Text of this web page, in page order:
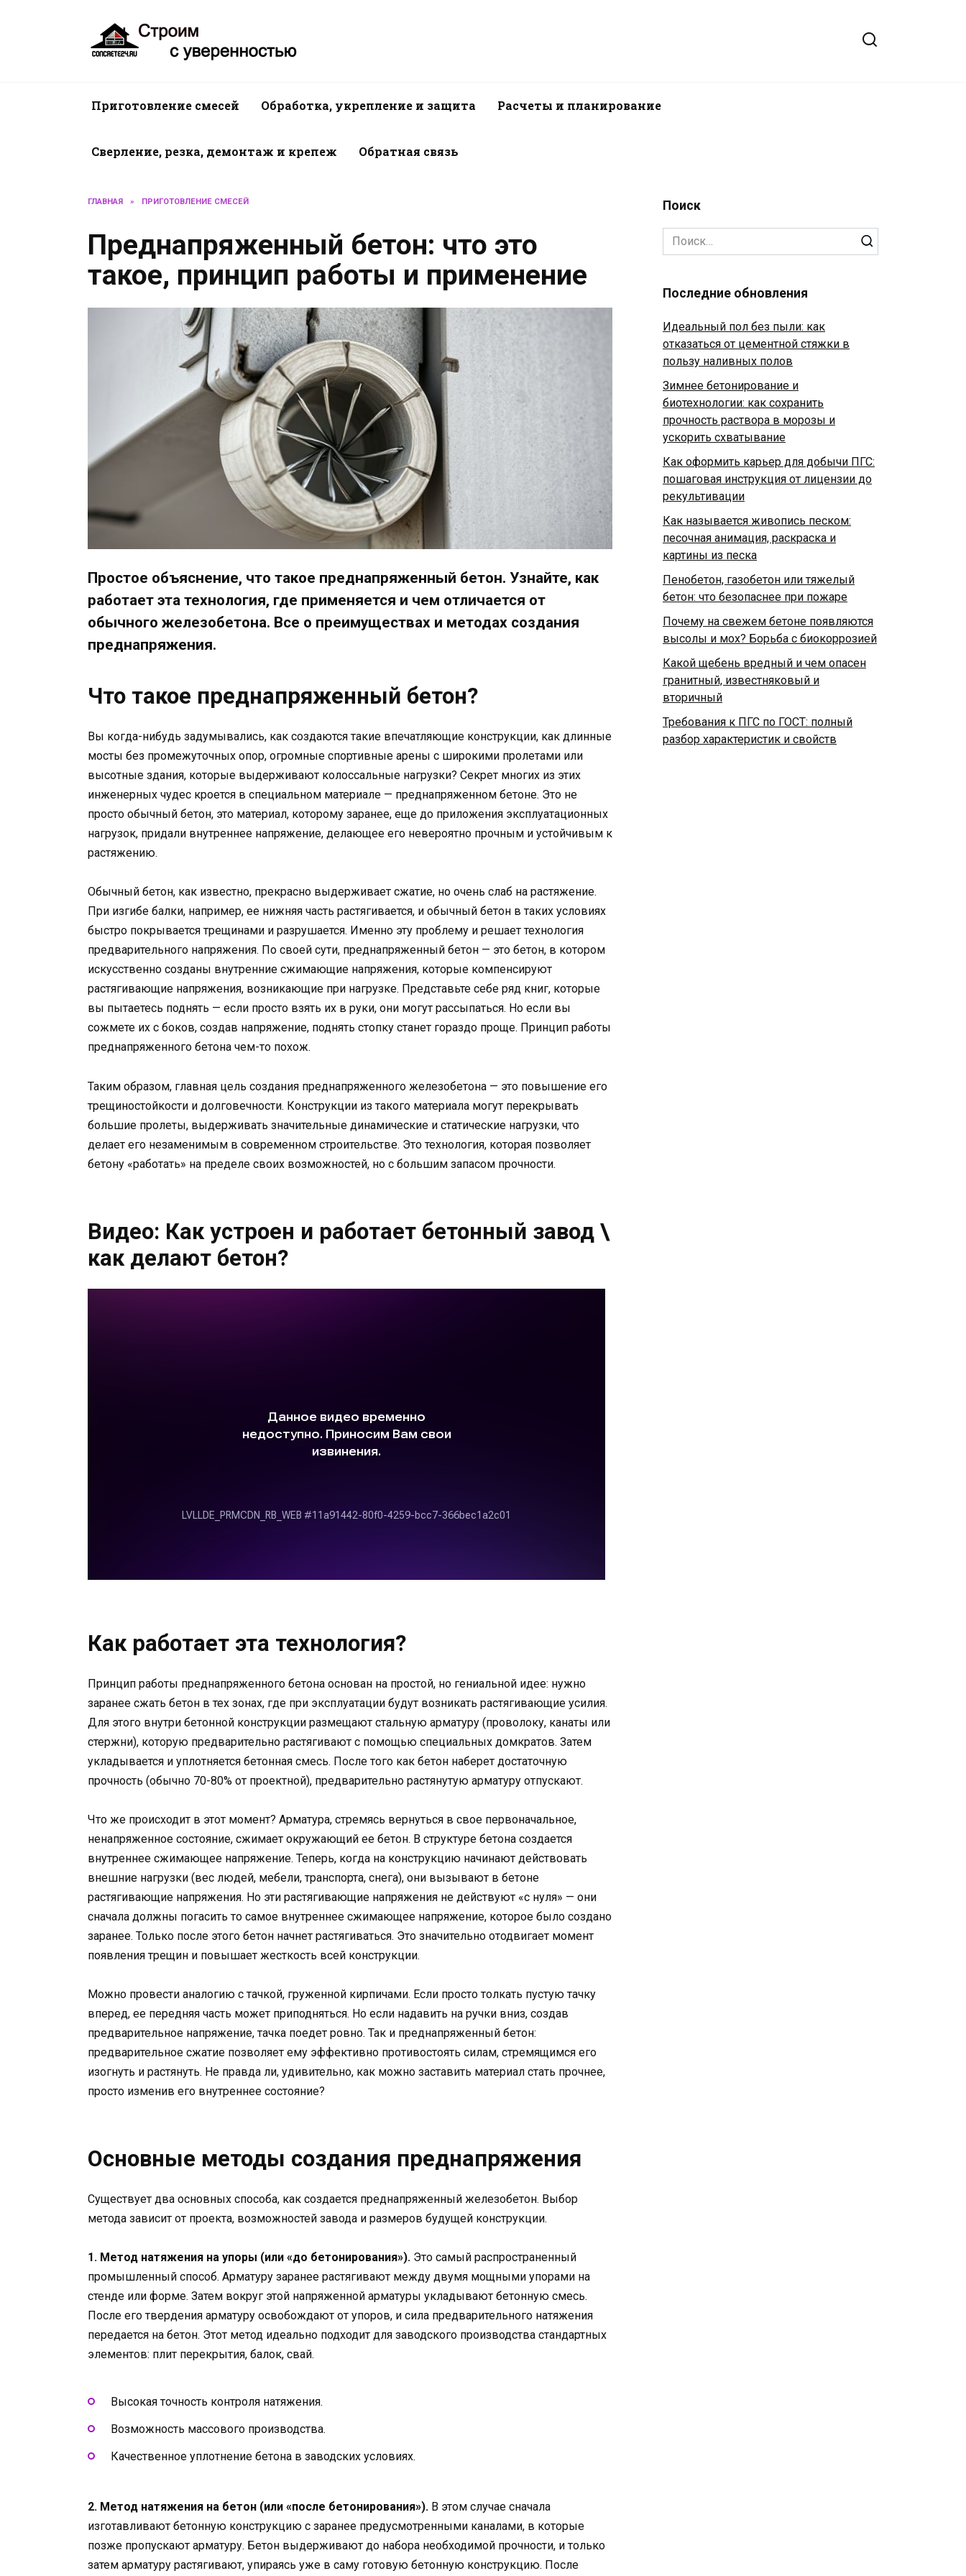
Приготовление смесей Обработка, укрепление и защита Расчеты и планирование
Сверление, резка, демонтаж и крепеж Обратная связь
ГЛАВНАЯ » ПРИГОТОВЛЕНИЕ СМЕСЕЙ
Преднапряженный бетон: что это
такое, принцип работы и применение
Простое объяснение, что такое преднапряженный бетон. Узнайте, как
работает эта технология, где применяется и чем отличается от
обычного железобетона. Все о преимуществах и методах создания
преднапряжения.
Что такое преднапряженный бетон?
Вы когда-нибудь задумывались, как создаются такие впечатляющие конструкции, как длинные
мосты без промежуточных опор, огромные спортивные арены с широкими пролетами или
высотные здания, которые выдерживают колоссальные нагрузки? Секрет многих из этих
инженерных чудес кроется в специальном материале — преднапряженном бетоне. Это не
просто обычный бетон, это материал, которому заранее, еще до приложения эксплуатационных
нагрузок, придали внутреннее напряжение, делающее его невероятно прочным и устойчивым к
растяжению.
Обычный бетон, как известно, прекрасно выдерживает сжатие, но очень слаб на растяжение.
При изгибе балки, например, ее нижняя часть растягивается, и обычный бетон в таких условиях
быстро покрывается трещинами и разрушается. Именно эту проблему и решает технология
предварительного напряжения. По своей сути, преднапряженный бетон — это бетон, в котором
искусственно созданы внутренние сжимающие напряжения, которые компенсируют
растягивающие напряжения, возникающие при нагрузке. Представьте себе ряд книг, которые
вы пытаетесь поднять — если просто взять их в руки, они могут рассыпаться. Но если вы
сожмете их с боков, создав напряжение, поднять стопку станет гораздо проще. Принцип работы
преднапряженного бетона чем-то похож.
Таким образом, главная цель создания преднапряженного железобетона — это повышение его
трещиностойкости и долговечности. Конструкции из такого материала могут перекрывать
большие пролеты, выдерживать значительные динамические и статические нагрузки, что
делает его незаменимым в современном строительстве. Это технология, которая позволяет
бетону «работать» на пределе своих возможностей, но с большим запасом прочности.
Видео: Как устроен и работает бетонный завод \
как делают бетон?
Как работает эта технология?
Принцип работы преднапряженного бетона основан на простой, но гениальной идее: нужно
заранее сжать бетон в тех зонах, где при эксплуатации будут возникать растягивающие усилия.
Для этого внутри бетонной конструкции размещают стальную арматуру (проволоку, канаты или
стержни), которую предварительно растягивают с помощью специальных домкратов. Затем
укладывается и уплотняется бетонная смесь. После того как бетон наберет достаточную
прочность (обычно 70-80% от проектной), предварительно растянутую арматуру отпускают.
Что же происходит в этот момент? Арматура, стремясь вернуться в свое первоначальное,
ненапряженное состояние, сжимает окружающий ее бетон. В структуре бетона создается
внутреннее сжимающее напряжение. Теперь, когда на конструкцию начинают действовать
внешние нагрузки (вес людей, мебели, транспорта, снега), они вызывают в бетоне
растягивающие напряжения. Но эти растягивающие напряжения не действуют «с нуля» — они
сначала должны погасить то самое внутреннее сжимающее напряжение, которое было создано
заранее. Только после этого бетон начнет растягиваться. Это значительно отодвигает момент
появления трещин и повышает жесткость всей конструкции.
Можно провести аналогию с тачкой, груженной кирпичами. Если просто толкать пустую тачку
вперед, ее передняя часть может приподняться. Но если надавить на ручки вниз, создав
предварительное напряжение, тачка поедет ровно. Так и преднапряженный бетон:
предварительное сжатие позволяет ему эффективно противостоять силам, стремящимся его
изогнуть и растянуть. Не правда ли, удивительно, как можно заставить материал стать прочнее,
просто изменив его внутреннее состояние?
Основные методы создания преднапряжения
Существует два основных способа, как создается преднапряженный железобетон. Выбор
метода зависит от проекта, возможностей завода и размеров будущей конструкции.
1. Метод натяжения на упоры (или «до бетонирования»). Это самый распространенный
промышленный способ. Арматуру заранее растягивают между двумя мощными упорами на
стенде или форме. Затем вокруг этой напряженной арматуры укладывают бетонную смесь.
После его твердения арматуру освобождают от упоров, и сила предварительного натяжения
передается на бетон. Этот метод идеально подходит для заводского производства стандартных
элементов: плит перекрытия, балок, свай.
Высокая точность контроля натяжения.
Возможность массового производства.
Качественное уплотнение бетона в заводских условиях.
2. Метод натяжения на бетон (или «после бетонирования»). В этом случае сначала
изготавливают бетонную конструкцию с заранее предусмотренными каналами, в которые
позже пропускают арматуру. Бетон выдерживают до набора необходимой прочности, и только
затем арматуру растягивают, упираясь уже в саму готовую бетонную конструкцию. После
Поиск
Search
for:
Последние обновления
Идеальный пол без пыли: как
отказаться от цементной стяжки в
пользу наливных полов
Зимнее бетонирование и
биотехнологии: как сохранить
прочность раствора в морозы и
ускорить схватывание
Как оформить карьер для добычи ПГС:
пошаговая инструкция от лицензии до
рекультивации
Как называется живопись песком:
песочная анимация, раскраска и
картины из песка
Пенобетон, газобетон или тяжелый
бетон: что безопаснее при пожаре
Почему на свежем бетоне появляются
высолы и мох? Борьба с биокоррозией
Какой щебень вредный и чем опасен
гранитный, известняковый и
вторичный
Требования к ПГС по ГОСТ: полный
разбор характеристик и свойств